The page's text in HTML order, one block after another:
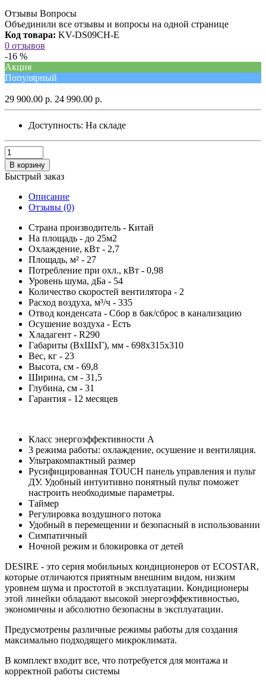
Отзывы Вопросы
Объединили все отзывы и вопросы на одной странице
Код товара: KV-DS09CH-E
0 отзывов
-16 %
Акция
Популярный
29 900.00 р. 24 990.00 р.
Доступность: На складе
В корзину
Быстрый заказ
Описание
Отзывы (0)
Страна производитель - Китай
На площадь - до 25м2
Охлаждение, кВт - 2,7
Площадь, м² - 27
Потребление при охл., кВт - 0,98
Уровень шума, дБа - 54
Количество скоростей вентилятора - 2
Расход воздуха, м³/ч - 335
Отвод конденсата - Сбор в бак/сброс в канализацию
Осушение воздуха - Есть
Хладагент - R290
Габариты (ВхШхГ), мм - 698х315х310
Вес, кг - 23
Высота, см - 69,8
Ширина, см - 31,5
Глубина, см - 31
Гарантия - 12 месяцев
Класс энергоэффективности А
3 режима работы: охлаждение, осушение и вентиляция.
Ультракомпактный размер
Русифицированная TOUCH панель управления и пульт
ДУ. Удобный интуитивно понятный пульт поможет
настроить необходимые параметры.
Таймер
Регулировка воздушного потока
Удобный в перемещении и безопасный в использовании
Симпатичный
Ночной режим и блокировка от детей
DESIRE - это серия мобильных кондиционеров от ECOSTAR,
которые отличаются приятным внешним видом, низким
уровнем шума и простотой в эксплуатации. Кондиционеры
этой линейки обладают высокой энергоэффективностью,
экономичны и абсолютно безопасны в эксплуатации.
Предусмотрены различные режимы работы для создания
максимально подходящего микроклимата.
В комплект входит все, что потребуется для монтажа и
корректной работы системы